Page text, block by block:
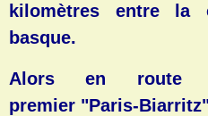
kilomètres entre la
basque.
Alors en route
premier "Paris-